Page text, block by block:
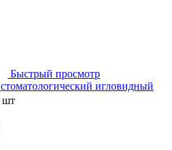
Быстрый просмотр
игловидный
шт